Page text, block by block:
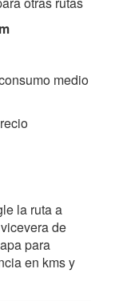
medio
la ruta a
de
para
en kms y